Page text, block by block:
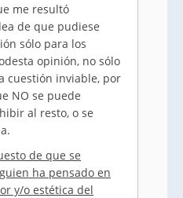
me resultó
de que pudiese
sólo para los
opinión, no sólo
cuestión inviable, por
NO se puede
al resto, o se
de que se
ha pensado en
y/o estética del